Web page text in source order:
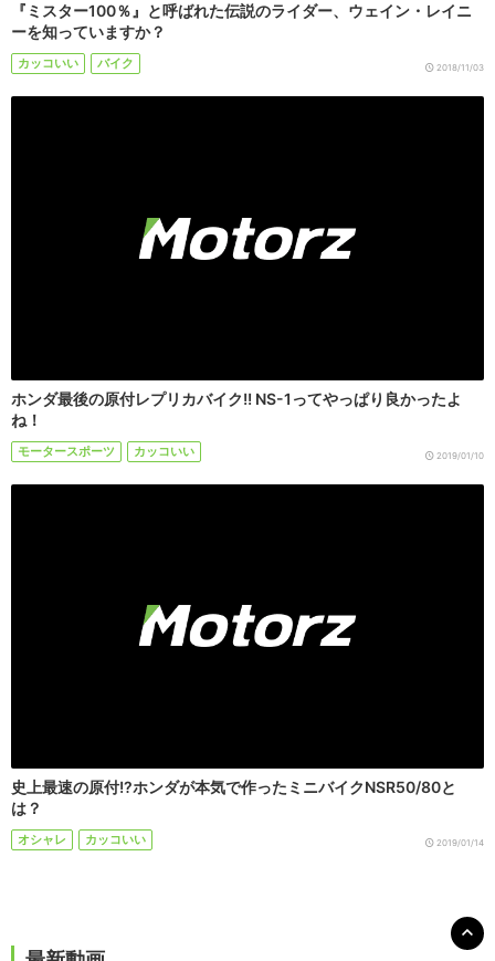
『ミスター100％』と呼ばれた伝説のライダー、ウェイン・レイニ
ーを知っていますか？
カッコいい バイク 2018/11/03
ホンダ最後の原付レプリカバイク!! NS-1ってやっぱり良かったよ
ね！
モータースポーツ カッコいい 2019/01/10
史上最速の原付!?ホンダが本気で作ったミニバイクNSR50/80と
は？
オシャレ カッコいい 2019/01/14